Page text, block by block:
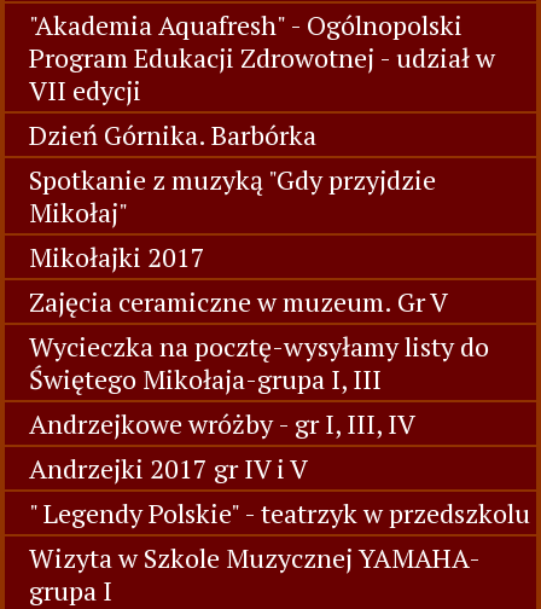
"Akademia Aquafresh" - Ogólnopolski
Program Edukacji Zdrowotnej - udział w
VII edycji
Dzień Górnika. Barbórka
Spotkanie z muzyką "Gdy przyjdzie
Mikołaj"
Mikołajki 2017
Zajęcia ceramiczne w muzeum. Gr V
Wycieczka na pocztę-wysyłamy listy do
Świętego Mikołaja-grupa I, III
Andrzejkowe wróżby - gr I, III, IV
Andrzejki 2017 gr IV i V
" Legendy Polskie" - teatrzyk w przedszkolu
Wizyta w Szkole Muzycznej YAMAHA-
grupa I